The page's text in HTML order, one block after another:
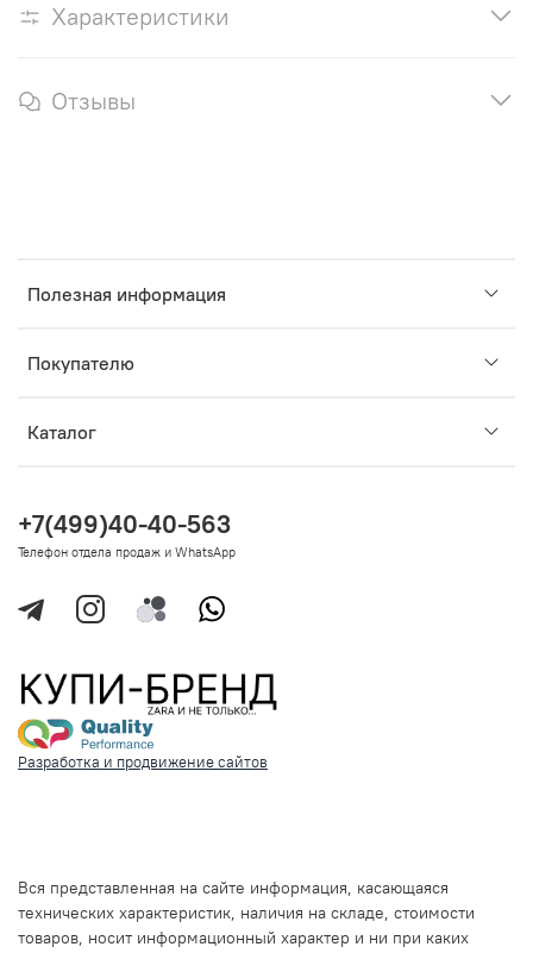
Характеристики
Отзывы
Полезная информация
Покупателю
Каталог
+7(499)40-40-563
Телефон отдела продаж и WhatsApp
Разработка и продвижение сайтов
Вся представленная на сайте информация, касающаяся
технических характеристик, наличия на складе, стоимости
товаров, носит информационный характер и ни при каких